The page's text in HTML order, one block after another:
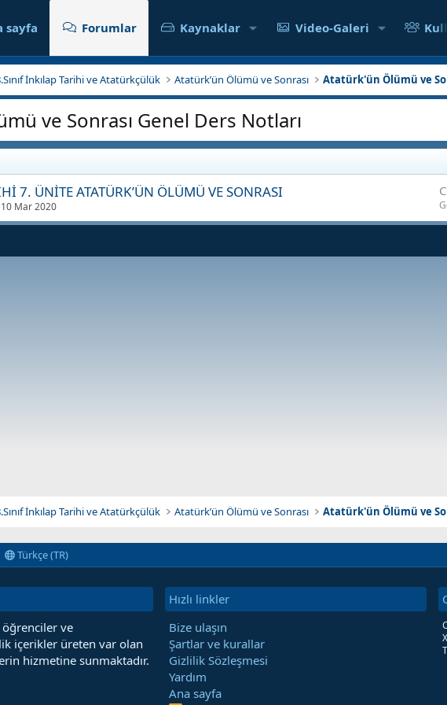
sayfa Forumlar Kaynaklar Video-Galeri
İnkılap Tarihi ve Atatürkçülük Atatürk’ün Ölümü ve Sonrası Atatürk'ün Ölümü ve
ve Sonrası Genel Ders Notları
7. ÜNİTE ATATÜRK’ÜN ÖLÜMÜ VE SONRASI
10 Mar 2020
İnkılap Tarihi ve Atatürkçülük Atatürk’ün Ölümü ve Sonrası Atatürk'ün Ölümü ve
Türkçe (TR)
ve
içerikler üreten var olan
hizmetine sunmaktadır.
Hızlı linkler
Bize ulaşın
Şartlar ve kurallar
Gizlilik Sözleşmesi
Yardım
Ana sayfa